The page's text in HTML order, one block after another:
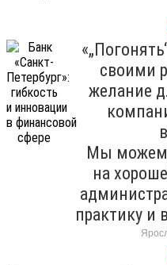
своими
желание
Мы
на
практику и